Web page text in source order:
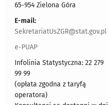
65-954 Zielona Góra
E-mail:
SekretariatUsZGR@stat.gov.pl
e-PUAP
Infolinia Statystyczna: 22 279
99 99
(opłata zgodna z taryfą
operatora)